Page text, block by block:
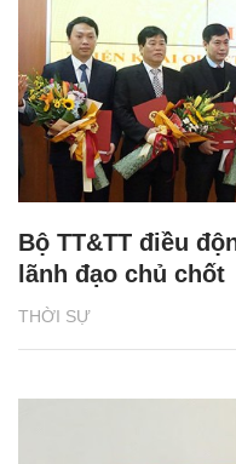
THỜI SỰ
Bộ TT&TT điều
lãnh đạo chủ chốt